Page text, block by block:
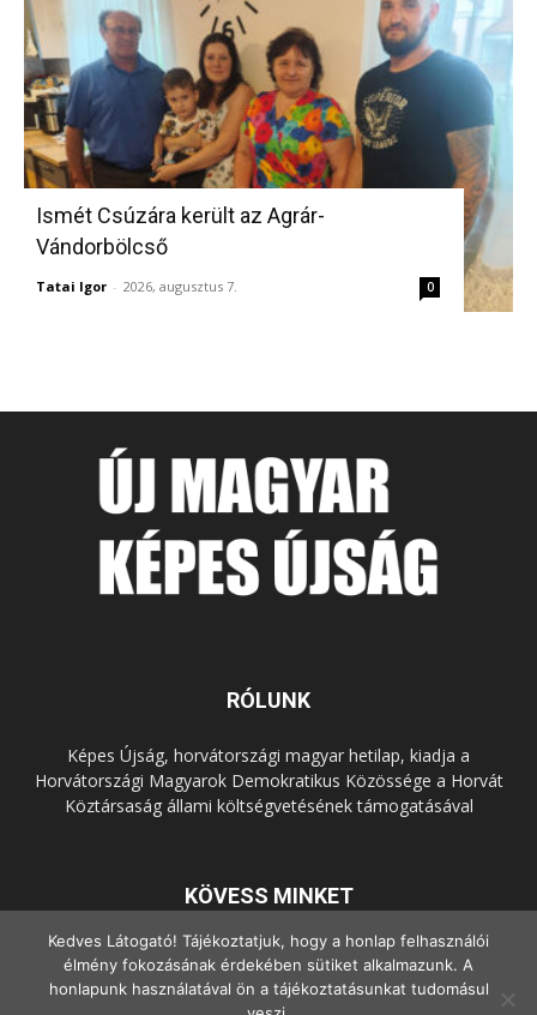
Ismét Csúzára került az Agrár-
Vándorbölcső
Tatai Igor - 2026, augusztus 7. 0
RÓLUNK
Képes Újság, horvátországi magyar hetilap, kiadja a
Horvátországi Magyarok Demokratikus Közössége a Horvát
Köztársaság állami költségvetésének támogatásával
KÖVESS MINKET
Kedves Látogató! Tájékoztatjuk, hogy a honlap felhasználói
élmény fokozásának érdekében sütiket alkalmazunk. A
honlapunk használatával ön a tájékoztatásunkat tudomásul